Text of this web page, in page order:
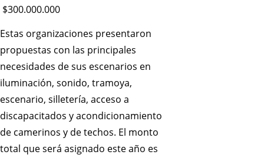
$300.000.000
Estas organizaciones presentaron
propuestas con las principales
necesidades de sus escenarios en
iluminación, sonido, tramoya,
escenario, silletería, acceso a
discapacitados y acondicionamiento
de camerinos y de techos. El monto
total que será asignado este año es